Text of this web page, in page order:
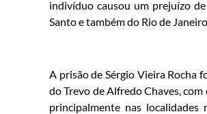
indivíduo causou um prejuízo
Santo e também do Rio de
A prisão de Sérgio Vieira Rocha
do Trevo de Alfredo Chaves,
principalmente nas localidades